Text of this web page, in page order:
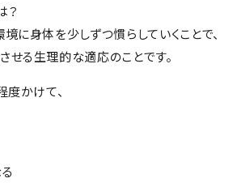
？
に身体を少しずつ慣らしていくことで、
る生理的な適応のことです。
かけて、